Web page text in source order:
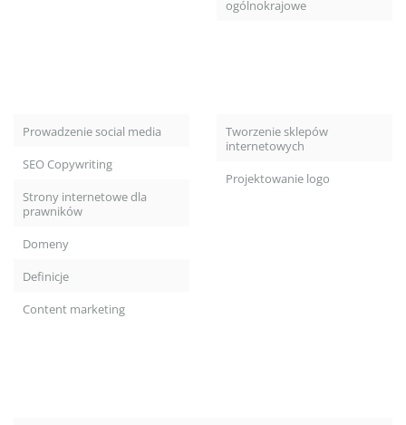
ogólnokrajowe
Prowadzenie social media
SEO Copywriting
Strony internetowe dla
prawników
Domeny
Definicje
Content marketing
Tworzenie sklepów
internetowych
Projektowanie logo